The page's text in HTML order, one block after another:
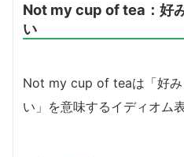
Not my cup of tea：好
い
Not my cup of teaは「好み
い」を意味するイディオム